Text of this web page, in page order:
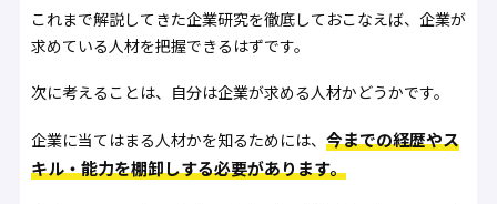
これまで解説してきた企業研究を徹底しておこなえば、企業が
求めている人材を把握できるはずです。
次に考えることは、自分は企業が求める人材かどうかです。
企業に当てはまる人材かを知るためには、 今までの経歴やス
キル・能力を棚卸しする必要があります。